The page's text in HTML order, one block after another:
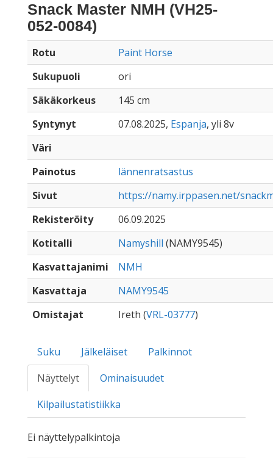
Snack Master NMH (VH25-
052-0084)
Rotu
Paint Horse
Sukupuoli
ori
Säkäkorkeus
145 cm
Syntynyt
07.08.2025, Espanja, yli 8v
Väri
Painotus
lännenratsastus
Sivut
https://namy.irppasen.net/
Rekisteröity
06.09.2025
Kotitalli
Namyshill (NAMY9545)
Kasvattajanimi
NMH
Kasvattaja
NAMY9545
Omistajat
Ireth (VRL-03777)
Suku Jälkeläiset
Palkinnot
Näyttelyt
Ominaisuudet
Kilpailustatistiikka
Ei näyttelypalkintoja